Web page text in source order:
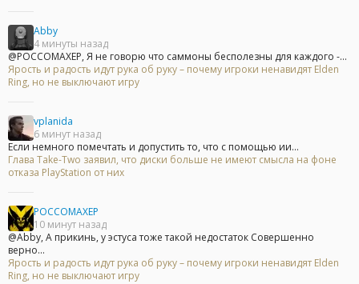
Abby
4 минуты назад
@POCCOMAXEP, Я не говорю что саммоны бесполезны для каждого -...
Ярость и радость идут рука об руку – почему игроки ненавидят Elden
Ring, но не выключают игру
vplanida
6 минут назад
Если немного помечтать и допустить то, что с помощью ии...
Глава Take-Two заявил, что диски больше не имеют смысла на фоне
отказа PlayStation от них
POCCOMAXEP
10 минут назад
@Abby, А прикинь, у эстуса тоже такой недостаток Совершенно
верно...
Ярость и радость идут рука об руку – почему игроки ненавидят Elden
Ring, но не выключают игру